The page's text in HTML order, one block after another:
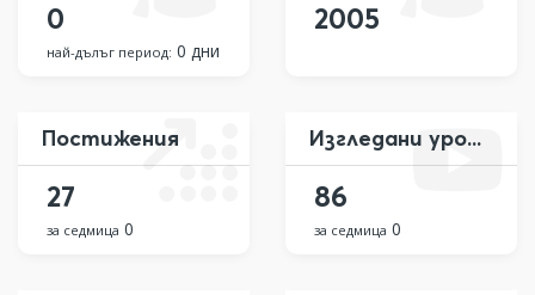
0
най-дълъг период: 0 дни
2005
Постижения
27
за седмица 0
Изгледани уроци
86
за седмица 0